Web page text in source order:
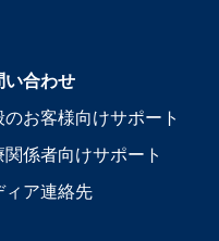
い合わせ
のお客様向けサポート
関係者向けサポート
ィア連絡先